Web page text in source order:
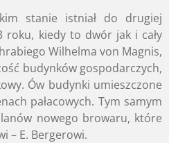
stanie istniał do drugiej
roku, kiedy to dwór jak i cały
Wilhelma von Magnis,
budynków gospodarczych,
Ów budynki umieszczone
pałacowych. Tym samym
nowego browaru, które
– E. Bergerowi.